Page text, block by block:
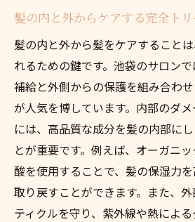
髪の内と外からケアする完全ト
髪の内と外から髪をケアすること
れるための鍵です。池袋のサロン
補給と外側からの保護を組み合わ
が人気を博しています。内部のダ
には、高品質な成分を髪の内部に
とが重要です。例えば、オーガニ
酸を使用することで、髪の保湿力
取り戻すことができます。また、
ティクルを守り、紫外線や熱によ